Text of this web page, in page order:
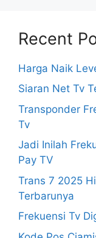
Recent
Harga Naik
Siaran Net Tv
Transponder
Tv
Jadi Inilah
Pay TV
Trans 7 2025
Terbarunya
Frekuensi Tv